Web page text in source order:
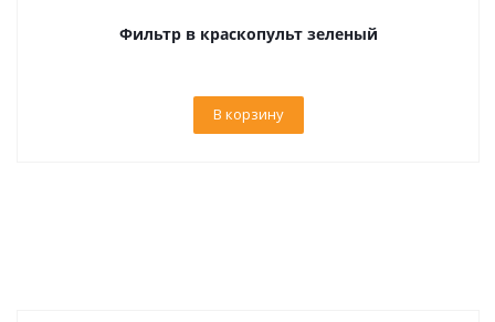
Фильтр в краскопульт зеленый
В корзину